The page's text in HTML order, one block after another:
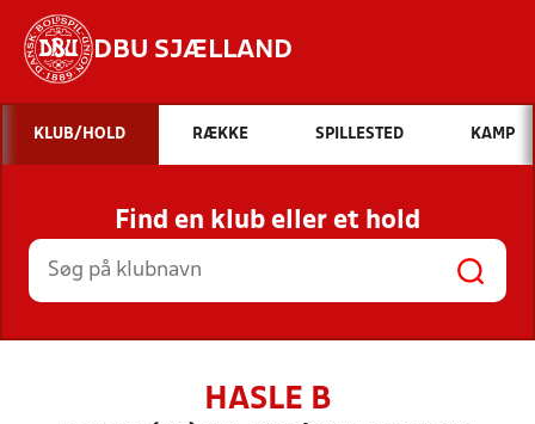
DBU SJÆLLAND
Hvad vil du søge efter?
INDHOLD OG NYHEDER
STILLINGER, RESULTATER, KLUBBER OG
HOLD
KLUB/HOLD RÆKKE SPILLESTED KAMP
Find en klub eller et hold
HASLE B